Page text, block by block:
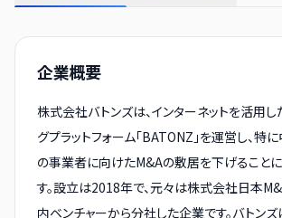
企業概要
株式会社バトンズは、インターネットを活用
グプラットフォーム「BATONZ」を運営し、特
の事業者に向けたM&Aの敷居を下げること
す。設立は2018年で、元々は株式会社日本
内ベンチャーから分社した企業です。バトンズ